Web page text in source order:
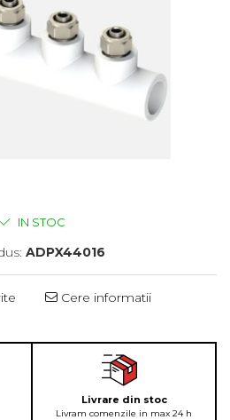
IN STOC
ADPX44016
Cere informatii
Livrare din stoc
Livram comenzile in max 24 h